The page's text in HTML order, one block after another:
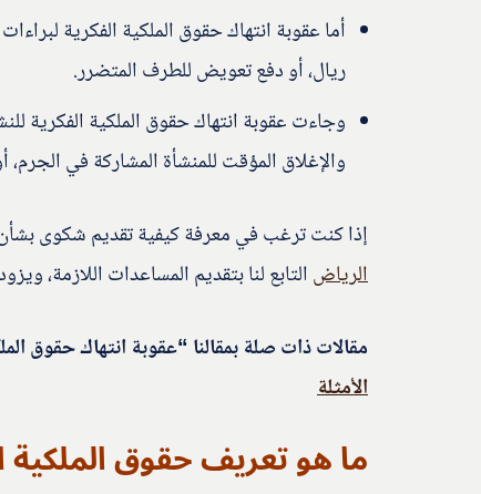
ريال، أو دفع تعويض للطرف المتضرر.
والإغلاق المؤقت للمنشأة المشاركة في
إذا كنت ترغب في معرفة كيفية تقديم شكوى
الرياضالتابع لنا بتقديم المساعدات اللازمة،
مقالات ذات صلة بمقالنا “عقوبة انتهاك حقوق
الأمثلة
ما هو تعريف حقوق الملكية